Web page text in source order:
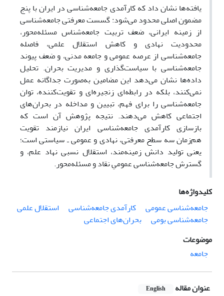
یافته‌ها نشان داد که کارآمدی جامعه‌شناسی در ایران با پنج
مضمون اصلی محدود می‌شود: گسست معرفتی جامعه‌شناسی
از زمینه ایرانی، ضعف تربیت جامعه‌شناس مسئله‌محور،
محدودیت نهادی و کاهش استقلال علمی، فاصله
جامعه‌شناسی از عرصه عمومی و جامعه مدنی، و ضعف پیوند
جامعه‌شناسی با سیاست‌گذاری و مدیریت بحران. تحلیل
داده‌ها نشان می‌دهد این مضامین به‌صورت جداگانه عمل
نمی‌کنند، بلکه در رابطه‌ای زنجیره‌ای و تقویت‌کننده، توان
جامعه‌شناسی را برای فهم، تبیین و مداخله در بحران‌های
اجتماعی کاهش می‌دهند. نتیجه پژوهش آن است که
بازسازی کارآمدی جامعه‌شناسی ایران نیازمند تقویت
هم‌زمان سه سطح معرفتی، نهادی و عمومی ـ سیاستی است؛
یعنی تولید دانش زمینه‌مند، استقلال نسبی نهاد علم، و
گسترش جامعه‌شناسی عمومیِ نقاد و مسئله‌محور.
کلیدواژه‌ها
جامعه‌شناسی عمومی
کارآمدی جامعه‌شناسی
استقلال علمی
جامعه‌شناسی بومی
بحران‌های اجتماعی
موضوعات
جامعه
عنوان مقاله English